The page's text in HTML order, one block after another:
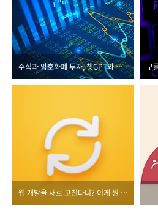
주식과 암호화폐 투자, 챗GPT와 함께 분석하며 시작합시다
웹 개발을 새로 고친다니? 이게 뭔 소리래